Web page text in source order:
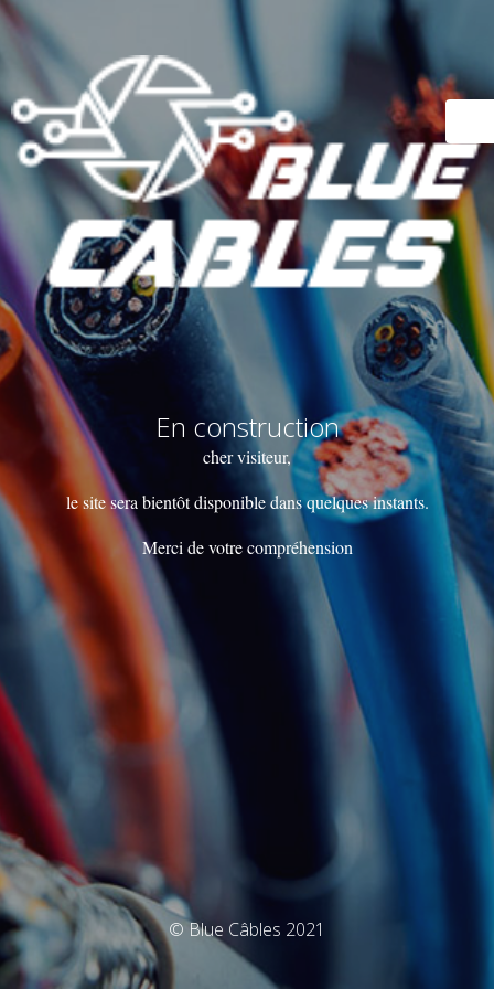
En construction
cher visiteur,
le site sera bientôt disponible dans quelques instants.
Merci de votre compréhension
© Blue Câbles 2021